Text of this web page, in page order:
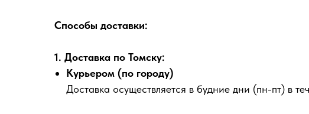
Способы доставки:
1. Доставка по Томску:
Курьером (по городу)
Доставка осуществляется в будние дни (пн-пт) в